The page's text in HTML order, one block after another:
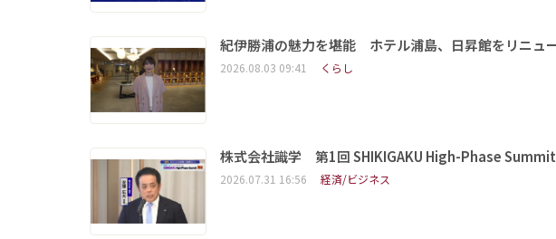
紀伊勝浦の魅力を堪能 ホテル浦島、日昇館をリニュ
2026.08.03 09:41 くらし
株式会社識学 第1回 SHIKIGAKU High-Phase Summit
2026.07.31 16:56 経済/ビジネス